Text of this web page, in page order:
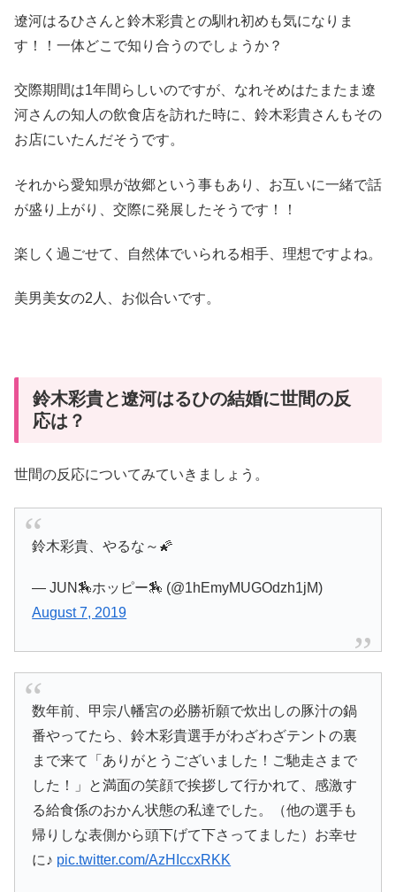
遼河はるひさんと鈴木彩貴との馴れ初めも気になりま
す！！一体どこで知り合うのでしょうか？
交際期間は1年間らしいのですが、なれそめはたまたま遼
河さんの知人の飲食店を訪れた時に、鈴木彩貴さんもその
お店にいたんだそうです。
それから愛知県が故郷という事もあり、お互いに一緒で話
が盛り上がり、交際に発展したそうです！！
楽しく過ごせて、自然体でいられる相手、理想ですよね。
美男美女の2人、お似合いです。
鈴木彩貴と遼河はるひの結婚に世間の反
応は？
世間の反応についてみていきましょう。
鈴木彩貴、やるな～🌠
— JUN🏇ホッピー🏇 (@1hEmyMUGOdzh1jM)
August 7, 2019
数年前、甲宗八幡宮の必勝祈願で炊出しの豚汁の鍋
番やってたら、鈴木彩貴選手がわざわざテントの裏
まで来て「ありがとうございました！ご馳走さまで
した！」と満面の笑顔で挨拶して行かれて、感激す
る給食係のおかん状態の私達でした。（他の選手も
帰りしな表側から頭下げて下さってました）お幸せ
に♪ pic.twitter.com/AzHIccxRKK